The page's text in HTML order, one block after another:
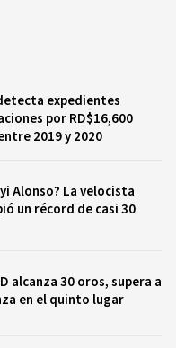
expedientes
por RD$16,600
2019 y 2020
Alonso? La velocista
un récord de casi 30
alcanza 30 oros, supera a
en el quinto lugar